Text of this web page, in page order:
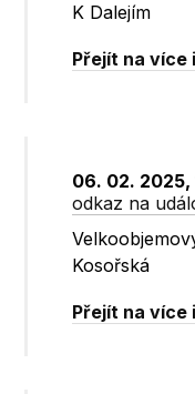
K Dalejím
Přejít na více
06. 02. 2025,
odkaz na
Kosořská
Přejít na více